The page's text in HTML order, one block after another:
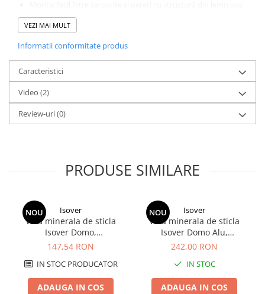
metal - produsul este elastic și compresibil;
Siguranță la incendiu - material incombustibil, nu arde.
Montaj facil între șarpante - o bucată de vată, fiind mai lată cu
1-2 cm decât distanța dintre căpriori, stă nesusținută între
aceștia;
Rezistență nelimitată în timp în poziție verticală;
Durată lungă de viață și stabilitate în timp a proprietăților;
Ușor de montat, netoxic;
Rezistență scazută la trecerea vaporilor de apă;
Lucrabilitate ușoară - saltelele pot fi tăiate ușor;
VEZI MAI MULT
Informatii conformitate produs
Caracteristici
Video (2)
Review-uri(0)
PRODUSE SIMILARE
NOU Isover
Vata minerala de sticla
Isover Domo,
100x7500x1200, 9m2/rola
147,54 RON
IN STOC PRODUCATOR
ADAUGA IN COS
NOU Isover
Vata minerala de sticla
Isover Domo Alu,
100x7500x1200, 9m2/rola
242,00 RON
IN STOC
ADAUGA IN COS